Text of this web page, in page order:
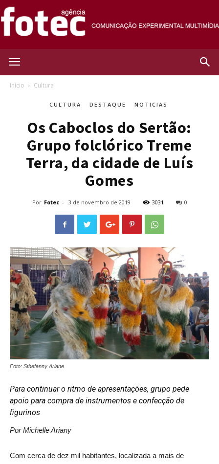
Início Cultura
CULTURA DESTAQUE NOTICIAS
Os Caboclos do Sertão:
Grupo folclórico Treme
Terra, da cidade de Luís
Gomes
Por Fotec - 3 de novembro de 2019 3031 0
Foto: Sthefanny Ariane
Para continuar o ritmo de apresentações, grupo pede
apoio para compra de instrumentos e confecção de
figurinos
Por Michelle Ariany
Com cerca de dez mil habitantes, localizada a mais de